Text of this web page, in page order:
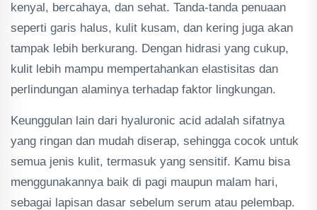
kenyal, bercahaya, dan sehat. Tanda-tanda penuaan
seperti garis halus, kulit kusam, dan kering juga akan
tampak lebih berkurang. Dengan hidrasi yang cukup,
kulit lebih mampu mempertahankan elastisitas dan
perlindungan alaminya terhadap faktor lingkungan.
Keunggulan lain dari hyaluronic acid adalah sifatnya
yang ringan dan mudah diserap, sehingga cocok untuk
semua jenis kulit, termasuk yang sensitif. Kamu bisa
menggunakannya baik di pagi maupun malam hari,
sebagai lapisan dasar sebelum serum atau pelembap.